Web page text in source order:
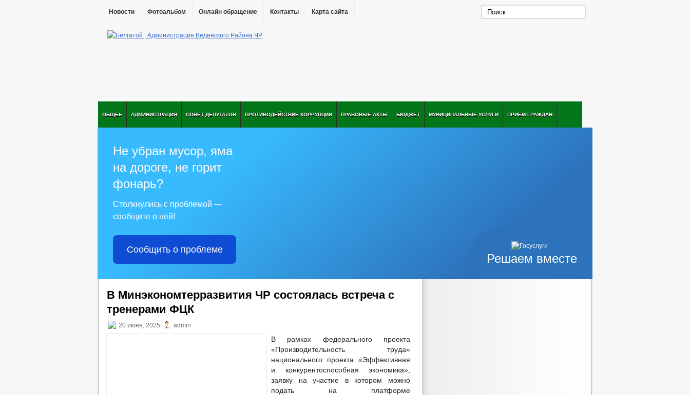
Новости Фотоальбом Онлайн обращение Контакты Карта сайта
ОБЩЕЕ АДМИНИСТРАЦИЯ СОВЕТ ДЕПУТАТОВ ПРОТИВОДЕЙСТВИЕ КОРРУПЦИИ ПРАВОВЫЕ АКТЫ БЮДЖЕТ МУНИЦИПАЛЬНЫЕ УСЛУГИ ПРИЕМ ГРАЖДАН
Решаем вместе
Не убран мусор, яма
на дороге, не горит
фонарь?
Столкнулись с проблемой —
сообщите о ней!
Сообщить о проблеме
В Минэкономтерразвития ЧР состоялась встреча с
тренерами ФЦК
20 июня, 2025 admin
В рамках федерального проекта
«Производительность труда»
национального проекта «Эффективная
и конкурентоспособная экономика»,
заявку на участие в котором можно
подать на платформе